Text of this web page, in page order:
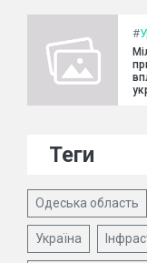
#
Теги
Одеська область
Україна